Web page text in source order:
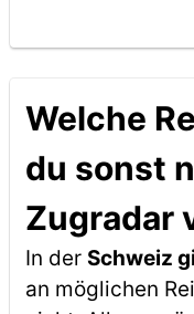
Welche
du sonst
Zugradar
In der Schweiz
an möglichen